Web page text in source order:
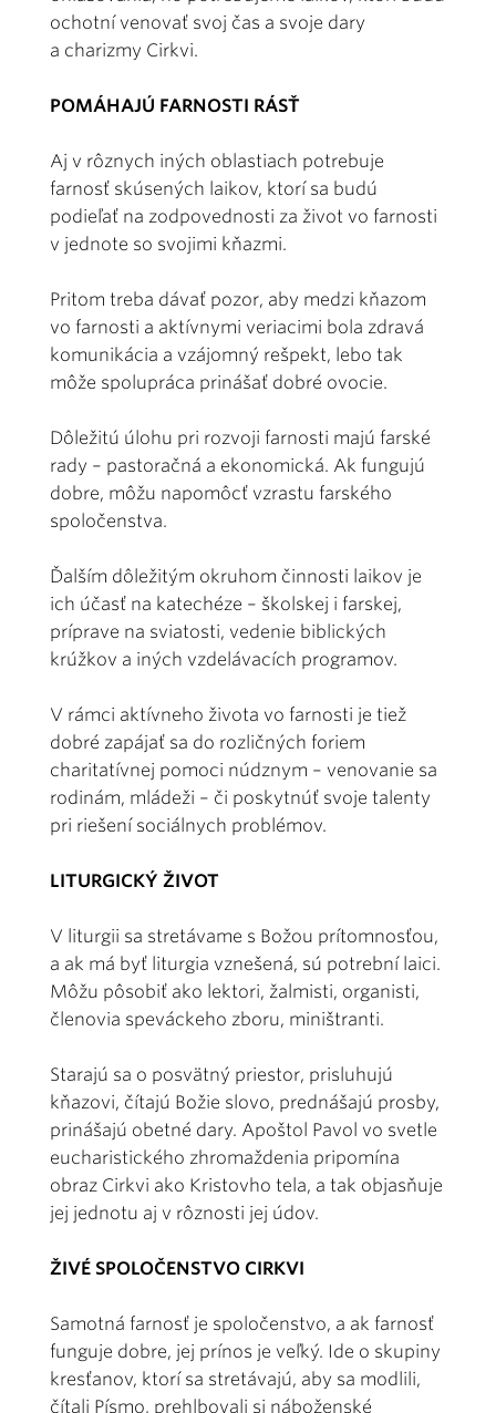
ochotní venovať svoj čas a svoje dary
a charizmy Cirkvi.
POMÁHAJÚ FARNOSTI RÁSŤ
Aj v rôznych iných oblastiach potrebuje
farnosť skúsených laikov, ktorí sa budú
podieľať na zodpovednosti za život vo farnosti
v jednote so svojimi kňazmi.
Pritom treba dávať pozor, aby medzi kňazom
vo farnosti a aktívnymi veriacimi bola zdravá
komunikácia a vzájomný rešpekt, lebo tak
môže spolupráca prinášať dobré ovocie.
Dôležitú úlohu pri rozvoji farnosti majú farské
rady – pastoračná a ekonomická. Ak fungujú
dobre, môžu napomôcť vzrastu farského
spoločenstva.
Ďalším dôležitým okruhom činnosti laikov je
ich účasť na katechéze – školskej i farskej,
príprave na sviatosti, vedenie biblických
krúžkov a iných vzdelávacích programov.
V rámci aktívneho života vo farnosti je tiež
dobré zapájať sa do rozličných foriem
charitatívnej pomoci núdznym – venovanie sa
rodinám, mládeži – či poskytnúť svoje talenty
pri riešení sociálnych problémov.
LITURGICKÝ ŽIVOT
V liturgii sa stretávame s Božou prítomnosťou,
a ak má byť liturgia vznešená, sú potrební laici.
Môžu pôsobiť ako lektori, žalmisti, organisti,
členovia speváckeho zboru, miništranti.
Starajú sa o posvätný priestor, prisluhujú
kňazovi, čítajú Božie slovo, prednášajú prosby,
prinášajú obetné dary. Apoštol Pavol vo svetle
eucharistického zhromaždenia pripomína
obraz Cirkvi ako Kristovho tela, a tak objasňuje
jej jednotu aj v rôznosti jej údov.
ŽIVÉ SPOLOČENSTVO CIRKVI
Samotná farnosť je spoločenstvo, a ak farnosť
funguje dobre, jej prínos je veľký. Ide o skupiny
kresťanov, ktorí sa stretávajú, aby sa modlili,
čítali Písmo, prehlbovali si náboženské